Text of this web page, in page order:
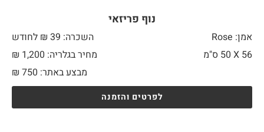
נוף פריזאי
אמן: Rose
השכרה: 39 ₪ לחודש
56 X
מחיר בגלריה: 1,200 ₪
מבצע באתר:
₪ 750
לפרטים והזמנה